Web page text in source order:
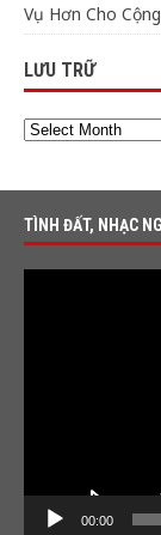
Vụ Hơn Cho
LƯU TRỮ
TÌNH ĐẤT, NHẠC
00:00